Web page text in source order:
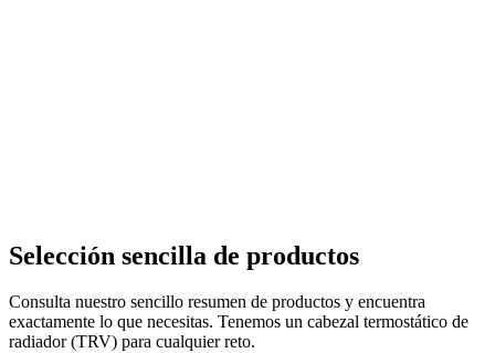
Selección sencilla de productos
Consulta nuestro sencillo resumen de productos y encuentra
exactamente lo que necesitas. Tenemos un cabezal termostático de
radiador (TRV) para cualquier reto.